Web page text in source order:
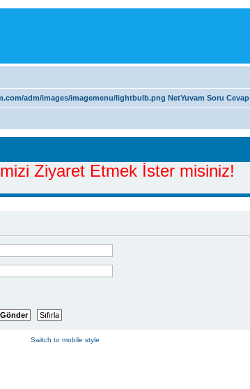
NetYuvam Soru Cevap
Ziyaret Etmek İster misiniz!
Switch to mobile style